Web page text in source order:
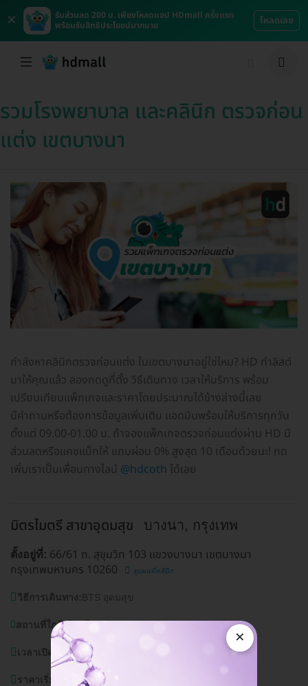
×
รับส่วนลด 200 บ. เพียงโหลดแอป HDmall ครั้งแรก
พร้อมรับสิทธิประโยชน์มากมาย
โหลดเลย
รวมโรงพยาบาล และคลินิก ตรวจก่อน
แต่ง เขตบางนา
กำลังหาคลินิกตรวจก่อนแต่ง ในเขตบางนาอยู่ใช่ไหม? HD ทำลิสต์
มาให้คุณแล้ว ลองกดดูที่ตั้ง วิธีเดินทาง เวลาให้บริการ พร้อม
เปรียบเทียบแพ็กเกจและราคาโดยประมาณได้ข้างล่างนี้เลย
มีคำถามหรือต้องการข้อมูลเพิ่มเติม แอดมินพร้อมให้บริการทุกวัน
ตั้งแต่ 09.00-01.00 น. ถ้าจองแพ็กเกจตรวจก่อนแต่งผ่าน HD มี
ส่วนลดหรือแคชแบ็กให้ แถมผ่อน 0% สูงสุด 10 เดือนด้วยนะ! กด
เพิ่มเราเป็นเพื่อนทางไลน์ @hdcoth ได้เลย
มิตรไมตรี สาขาอุดมสุข บางนา, กรุงเทพ
ตั้งอยู่ที่: 66/61 ถ. สุขุมวิท 103 แขวงบางนา เขตบางนา
กรุงเทพมหานคร 10260
ดูแผนที่คลินิก
วิธีการเดินทาง: BTS อุดมสุข
สถานที่ใกล้เคียง:ไบเทคบางนา
เวลาเปิดบริการ: วันจันทร์-อาทิตย์ (ทุกวัน) 08.30-20.00 น.
ราคาเริ่มต้นที่ 1,390 บาท
×